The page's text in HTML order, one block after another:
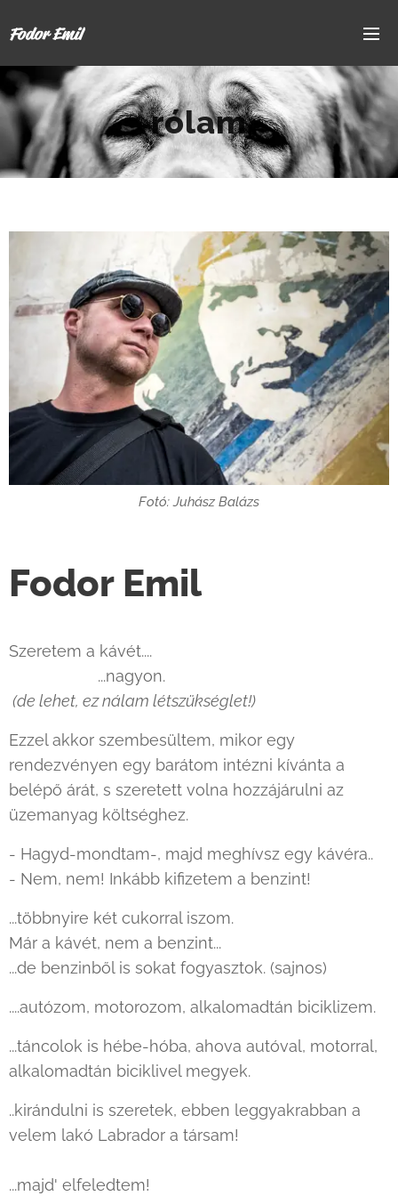
Fodor Emil
rólam
Fotó: Juhász Balázs
Fodor Emil
Szeretem a kávét....
...nagyon.
(de lehet, ez nálam létszükséglet!)
Ezzel akkor szembesültem, mikor egy
rendezvényen egy barátom intézni kívánta a
belépő árát, s szeretett volna hozzájárulni az
üzemanyag költséghez.
- Hagyd-mondtam-, majd meghívsz egy kávéra..
- Nem, nem! Inkább kifizetem a benzint!
...többnyire két cukorral iszom.
Már a kávét, nem a benzint...
...de benzinből is sokat fogyasztok. (sajnos)
....autózom, motorozom, alkalomadtán biciklizem.
...táncolok is hébe-hóba, ahova autóval, motorral,
alkalomadtán biciklivel megyek.
..kirándulni is szeretek, ebben leggyakrabban a
velem lakó Labrador a társam!
...majd' elfeledtem!